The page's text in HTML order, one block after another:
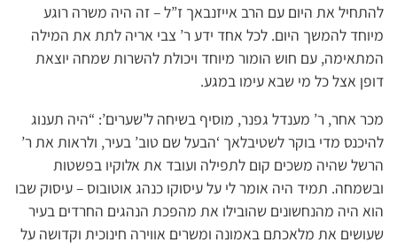
להתחיל את היום עם הרב אייזנבאך ז”ל – זה היה משרה רוגע
מיוחד להמשך היום. לכל אחד ידע ר’ צבי אריה לתת את המילה
המתאימה, עם חוש הומור מיוחד ויכולת להשרות שמחה יוצאת
דופן אצל כל מי שבא עימו במגע.
מכר אחר, ר’ מענדל גפנר, מוסיף בשיחה ל’שערים’: “היה תענוג
להיכנס מדי בוקר לשטיבלאך ‘הבעל שם טוב’ בעיר, ולראות את ר’
הרשל שהיה משכים קום לתפילה ועובד את אלוקיו בפשטות
ובשמחה. תמיד היה אומר לי על עיסוקו כנהג אוטובוס – עיסוק שבו
הוא היה מהנחשונים שהובילו את מהפכת הנהגים החרדים בעיר
שעושים את מלאכתם באמונה ומשרים אווירה חינוכית וקדושה על